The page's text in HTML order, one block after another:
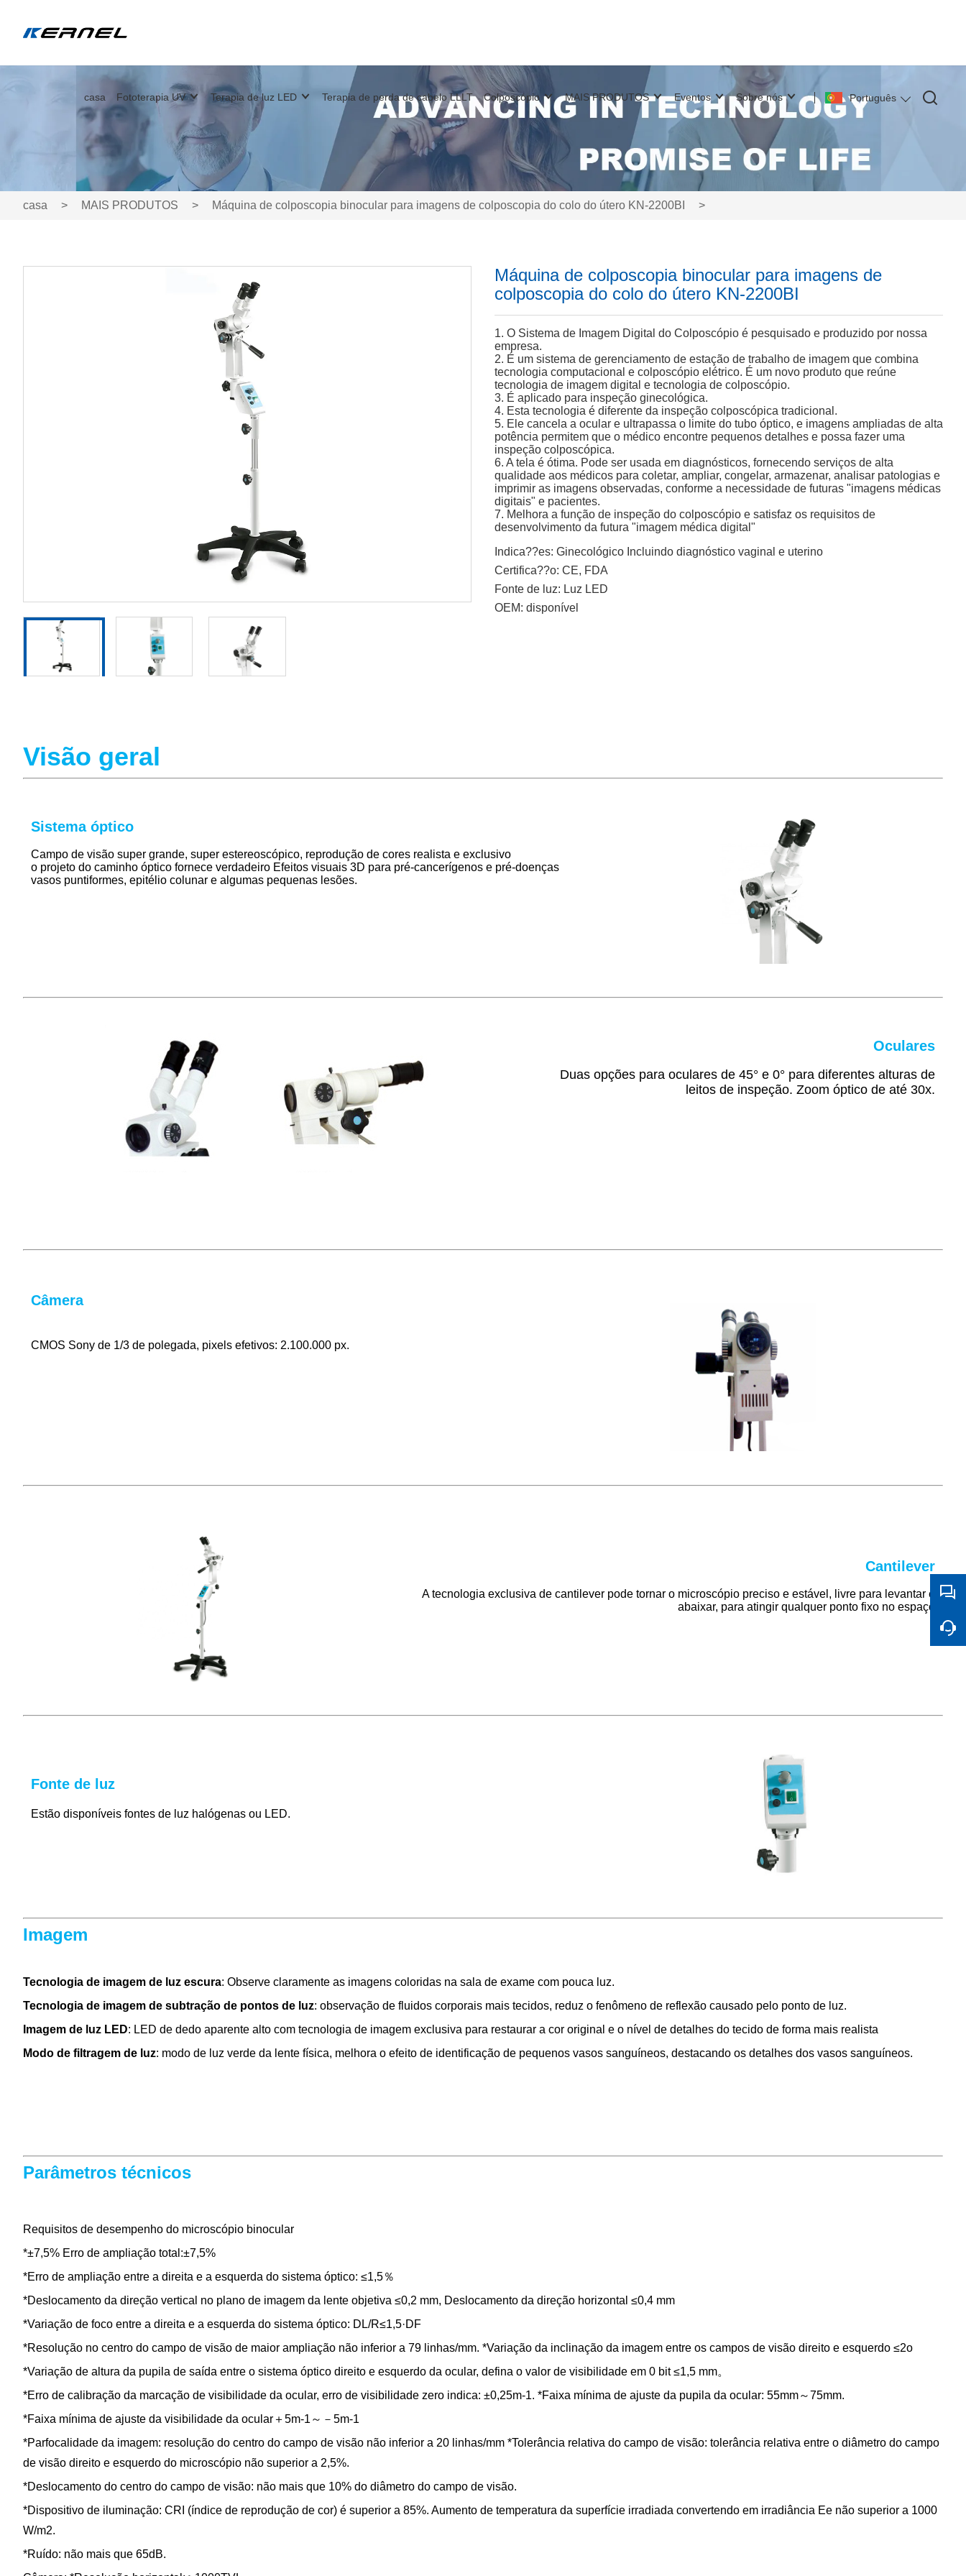
Português
casa Fototerapia UV Terapia de luz LED Terapia de perda de cabelo LLLT Colposcópio MAIS PRODUTOS Eventos Sobre nós
casa > MAIS PRODUTOS > Máquina de colposcopia binocular para imagens de colposcopia do colo do útero KN-2200BI >
Máquina de colposcopia binocular para imagens de
colposcopia do colo do útero KN-2200BI
1. O Sistema de Imagem Digital do Colposcópio é pesquisado e produzido por nossa
empresa.
2. É um sistema de gerenciamento de estação de trabalho de imagem que combina
tecnologia computacional e colposcópio elétrico. É um novo produto que reúne
tecnologia de imagem digital e tecnologia de colposcópio.
3. É aplicado para inspeção ginecológica.
4. Esta tecnologia é diferente da inspeção colposcópica tradicional.
5. Ele cancela a ocular e ultrapassa o limite do tubo óptico, e imagens ampliadas de alta
potência permitem que o médico encontre pequenos detalhes e possa fazer uma
inspeção colposcópica.
6. A tela é ótima. Pode ser usada em diagnósticos, fornecendo serviços de alta
qualidade aos médicos para coletar, ampliar, congelar, armazenar, analisar patologias e
imprimir as imagens observadas, conforme a necessidade de futuras "imagens médicas
digitais" e pacientes.
7. Melhora a função de inspeção do colposcópio e satisfaz os requisitos de
desenvolvimento da futura "imagem médica digital"
Indica??es: Ginecológico Incluindo diagnóstico vaginal e uterino
Certifica??o: CE, FDA
Fonte de luz: Luz LED
OEM: disponível
Visão geral
Sistema óptico
Campo de visão super grande, super estereoscópico, reprodução de cores realista e exclusivo
o projeto do caminho óptico fornece verdadeiro Efeitos visuais 3D para pré-cancerígenos e pré-doenças
vasos puntiformes, epitélio colunar e algumas pequenas lesões.
Oculares
Duas opções para oculares de 45° e 0° para diferentes alturas de
leitos de inspeção. Zoom óptico de até 30x.
Câmera
CMOS Sony de 1/3 de polegada, pixels efetivos: 2.100.000 px.
Cantilever
A tecnologia exclusiva de cantilever pode tornar o microscópio preciso e estável, livre para levantar e
abaixar, para atingir qualquer ponto fixo no espaço
Fonte de luz
Estão disponíveis fontes de luz halógenas ou LED.
Imagem
Tecnologia de imagem de luz escura: Observe claramente as imagens coloridas na sala de exame com pouca luz.
Tecnologia de imagem de subtração de pontos de luz: observação de fluidos corporais mais tecidos, reduz o fenômeno de reflexão causado pelo ponto de luz.
Imagem de luz LED: LED de dedo aparente alto com tecnologia de imagem exclusiva para restaurar a cor original e o nível de detalhes do tecido de forma mais realista
Modo de filtragem de luz: modo de luz verde da lente física, melhora o efeito de identificação de pequenos vasos sanguíneos, destacando os detalhes dos vasos sanguíneos.
Parâmetros técnicos
Requisitos de desempenho do microscópio binocular
*±7,5% Erro de ampliação total:±7,5%
*Erro de ampliação entre a direita e a esquerda do sistema óptico: ≤1,5％
*Deslocamento da direção vertical no plano de imagem da lente objetiva ≤0,2 mm, Deslocamento da direção horizontal ≤0,4 mm
*Variação de foco entre a direita e a esquerda do sistema óptico: DL/R≤1,5·DF
*Resolução no centro do campo de visão de maior ampliação não inferior a 79 linhas/mm. *Variação da inclinação da imagem entre os campos de visão direito e esquerdo ≤2o
*Variação de altura da pupila de saída entre o sistema óptico direito e esquerdo da ocular, defina o valor de visibilidade em 0 bit ≤1,5 mm。
*Erro de calibração da marcação de visibilidade da ocular, erro de visibilidade zero indica: ±0,25m-1. *Faixa mínima de ajuste da pupila da ocular: 55mm～75mm.
*Faixa mínima de ajuste da visibilidade da ocular＋5m-1～－5m-1
*Parfocalidade da imagem: resolução do centro do campo de visão não inferior a 20 linhas/mm *Tolerância relativa do campo de visão: tolerância relativa entre o diâmetro do campo
de visão direito e esquerdo do microscópio não superior a 2,5%.
*Deslocamento do centro do campo de visão: não mais que 10% do diâmetro do campo de visão.
*Dispositivo de iluminação: CRI (índice de reprodução de cor) é superior a 85%. Aumento de temperatura da superfície irradiada convertendo em irradiância Ee não superior a 1000
W/m2.
*Ruído: não mais que 65dB.